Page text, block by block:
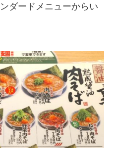
ダードメニューからい